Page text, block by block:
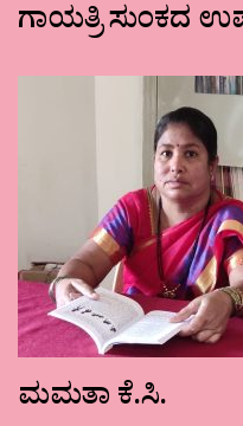
ಗಾಯತ್ರಿ ಸುಂಕದ
ಮಮತಾ ಕೆ.ಸಿ.